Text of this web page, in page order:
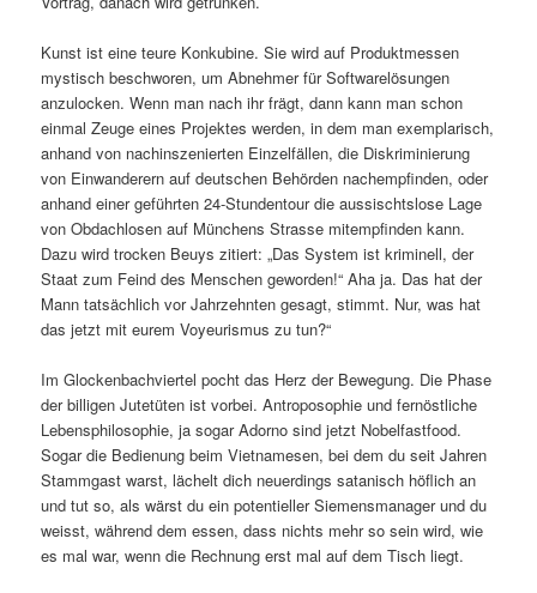
Kunst ist eine teure Konkubine. Sie wird auf Produktmessen
mystisch beschworen, um Abnehmer für Softwarelösungen
anzulocken. Wenn man nach ihr frägt, dann kann man schon
einmal Zeuge eines Projektes werden, in dem man exemplarisch,
anhand von nachinszenierten Einzelfällen, die Diskriminierung
von Einwanderern auf deutschen Behörden nachempfinden, oder
anhand einer geführten 24-Stundentour die aussischtslose Lage
von Obdachlosen auf Münchens Strasse mitempfinden kann.
Dazu wird trocken Beuys zitiert: „Das System ist kriminell, der
Staat zum Feind des Menschen geworden!“ Aha ja. Das hat der
Mann tatsächlich vor Jahrzehnten gesagt, stimmt. Nur, was hat
das jetzt mit eurem Voyeurismus zu tun?“
Im Glockenbachviertel pocht das Herz der Bewegung. Die Phase
der billigen Jutetüten ist vorbei. Antroposophie und fernöstliche
Lebensphilosophie, ja sogar Adorno sind jetzt Nobelfastfood.
Sogar die Bedienung beim Vietnamesen, bei dem du seit Jahren
Stammgast warst, lächelt dich neuerdings satanisch höflich an
und tut so, als wärst du ein potentieller Siemensmanager und du
weisst, während dem essen, dass nichts mehr so sein wird, wie
es mal war, wenn die Rechnung erst mal auf dem Tisch liegt.